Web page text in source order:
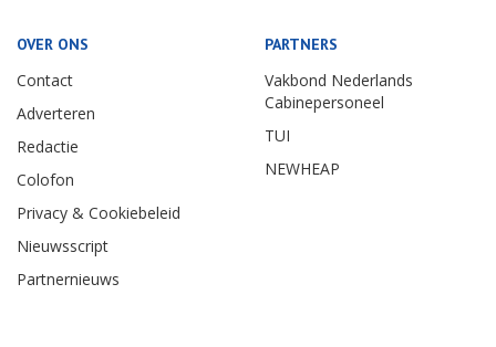
OVER ONS
Contact
Adverteren
Redactie
Colofon
Privacy & Cookiebeleid
Nieuwsscript
Partnernieuws
PARTNERS
Vakbond Nederlands
Cabinepersoneel
TUI
NEWHEAP